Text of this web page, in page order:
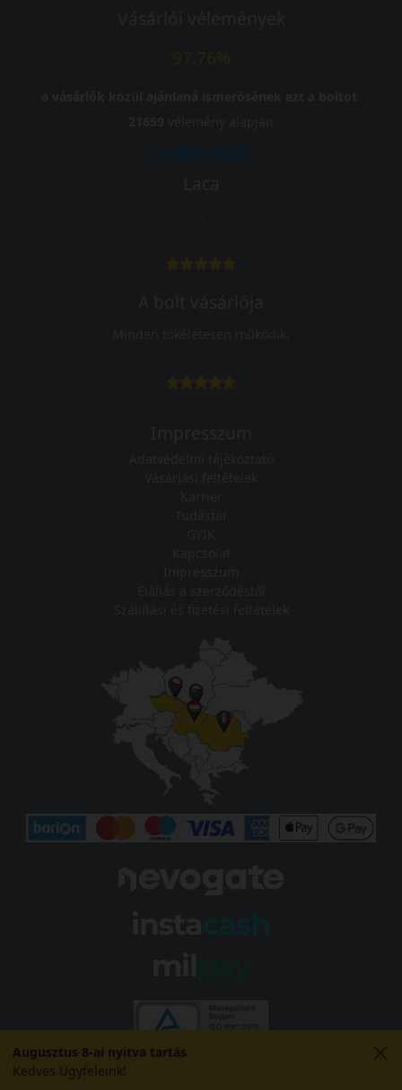
Augusztus 8-ai nyitva tartás
Kedves Ügyfeleink!